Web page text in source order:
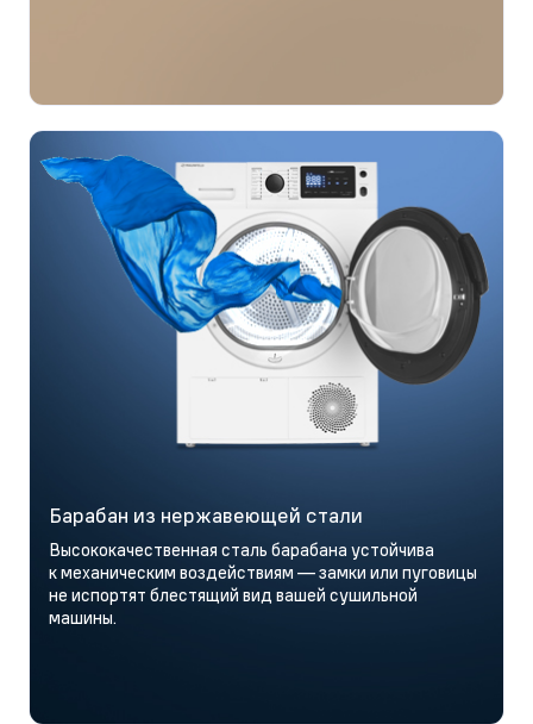
Барабан из нержавеющей стали
Высококачественная сталь барабана устойчива
к механическим воздействиям — замки или пуговицы
не испортят блестящий вид вашей сушильной
машины.